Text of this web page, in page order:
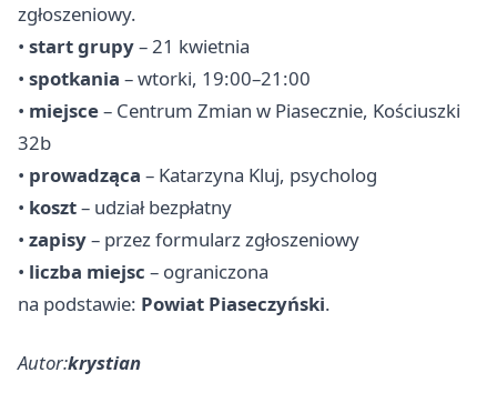
zgłoszeniowy.
• start grupy– 21 kwietnia
• spotkania – wtorki, 19:00–21:00
• miejsce– Centrum Zmian w Piasecznie, Kościuszki
32b
• prowadząca – Katarzyna Kluj, psycholog
• koszt– udział bezpłatny
• zapisy– przez formularz zgłoszeniowy
• liczba miejsc – ograniczona
na podstawie: Powiat Piaseczyński.
Autor:krystian